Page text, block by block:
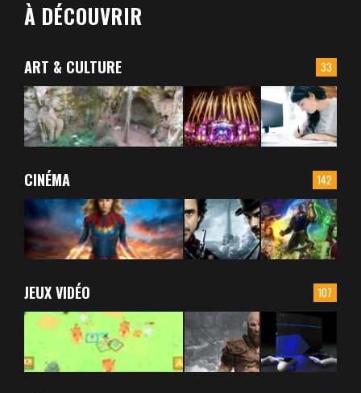
À DÉCOUVRIR
33
ART & CULTURE
142
CINÉMA
107
JEUX VIDÉO